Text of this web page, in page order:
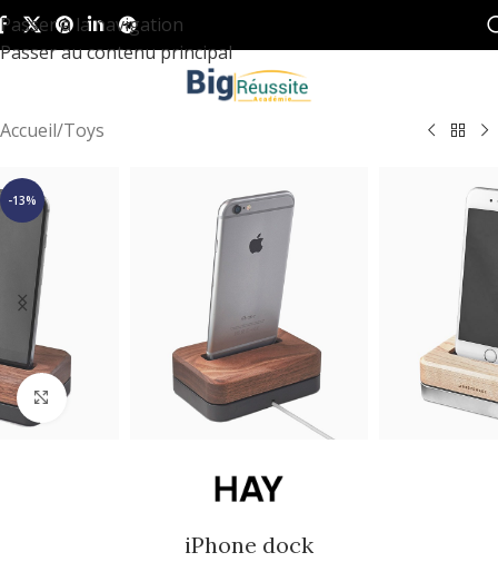
Passer à la navigation
Passer au contenu principal
Accueil/Toys
-13%
Cliquez pour agrandir
iPhone dock